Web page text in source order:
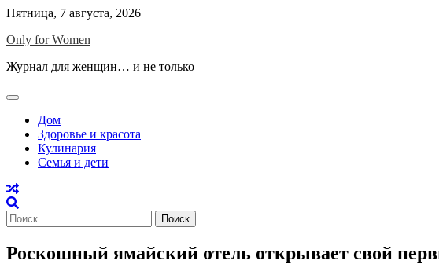
Skip
content
Пятница, 7 августа, 2026
Only for Women
Журнал для женщин… и не только
Дом
Здоровье и красота
Кулинария
Семья и дети
Найти:
Роскошный ямайский отель открывает свой